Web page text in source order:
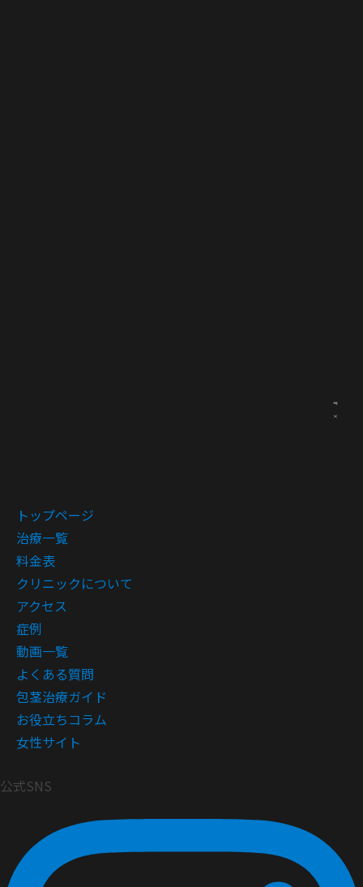
トップページ
治療一覧
料金表
クリニックについて
アクセス
症例
動画一覧
よくある質問
包茎治療ガイド
お役立ちコラム
女性サイト
公式SNS